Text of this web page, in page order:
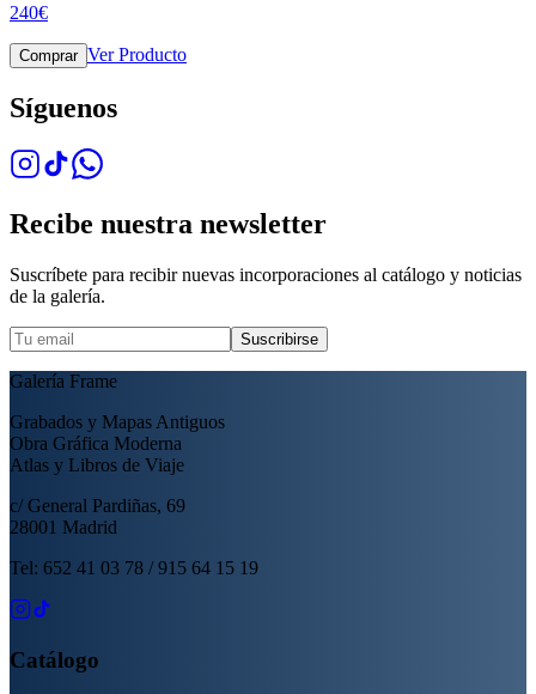
240€
Comprar Ver Producto
Síguenos
Recibe nuestra newsletter
Suscríbete para recibir nuevas incorporaciones al catálogo y noticias
de la galería.
Suscribirse
Galería Frame
Grabados y Mapas Antiguos
Obra Gráfica Moderna
Atlas y Libros de Viaje
c/ General Pardiñas, 69
28001 Madrid
Tel: 652 41 03 78 / 915 64 15 19
Catálogo